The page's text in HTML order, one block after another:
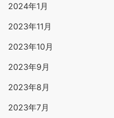
2024年1月
2023年11月
2023年10月
2023年9月
2023年8月
2023年7月